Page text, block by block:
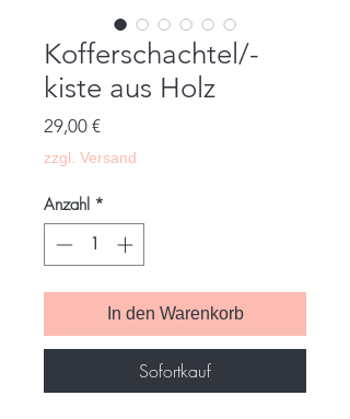
Kofferschachtel/-
kiste aus Holz
29,00 €Preis
zzgl. Versand
Anzahl *
In den Warenkorb
Sofortkauf